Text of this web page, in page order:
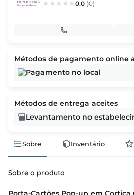
0.0 (0)
Métodos de pagamento online
Pagamento no local
Métodos de entrega aceites
Levantamento no
Sobre Inventário
Sobre o produto